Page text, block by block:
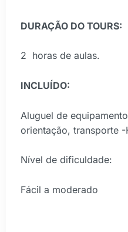
DURAÇÃO DO TOURS:
2 horas de aulas.
INCLUÍDO:
Aluguel de
orientação, transporte
Nível de dificuldade:
Fácil a moderado